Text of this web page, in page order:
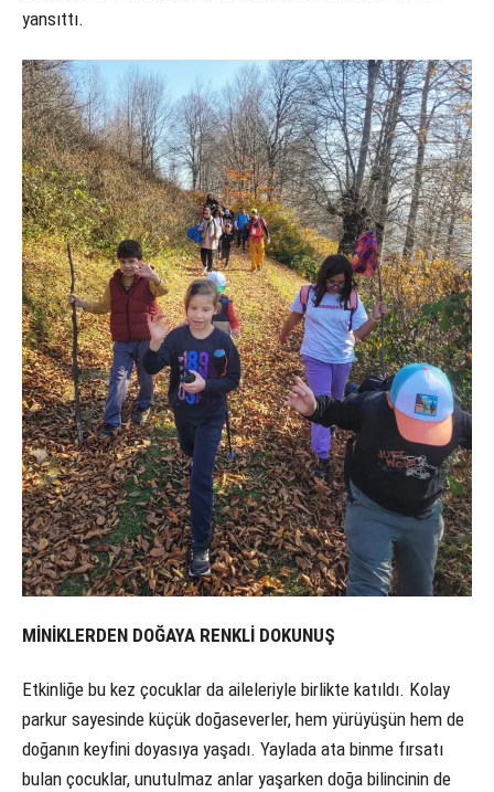
yansıttı.
MİNİKLERDEN DOĞAYA RENKLİ DOKUNUŞ
Etkinliğe bu kez çocuklar da aileleriyle birlikte katıldı. Kolay
parkur sayesinde küçük doğaseverler, hem yürüyüşün hem de
doğanın keyfini doyasıya yaşadı. Yaylada ata binme fırsatı
bulan çocuklar, unutulmaz anlar yaşarken doğa bilincinin de